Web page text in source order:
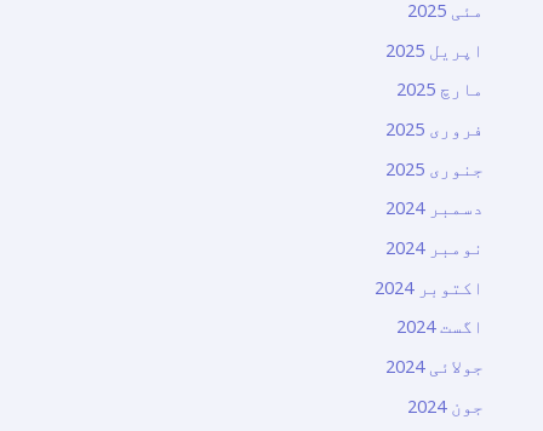
مئی 2025
اپریل 2025
مارچ 2025
فروری 2025
جنوری 2025
دسمبر 2024
نومبر 2024
اکتوبر 2024
اگست 2024
جولائی 2024
جون 2024